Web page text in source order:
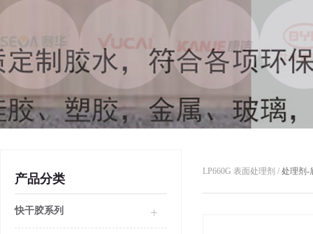
产品分类
快干胶系列
LP660G 表面处理剂 / 处理剂-